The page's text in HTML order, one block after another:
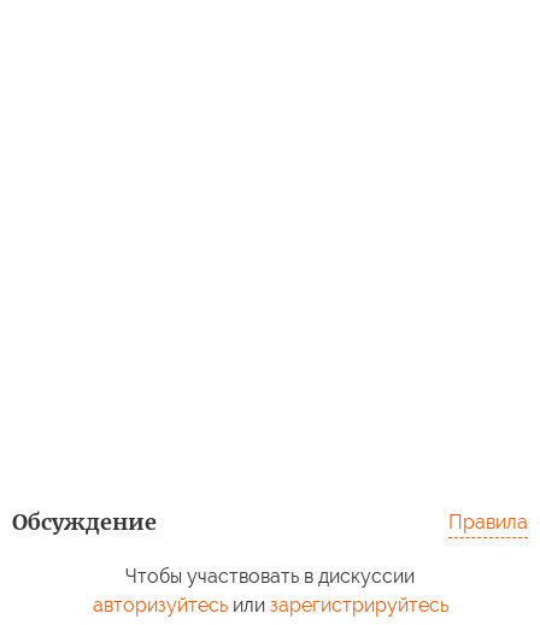
Обсуждение Правила
Чтобы участвовать в дискуссии
авторизуйтесьили зарегистрируйтесь